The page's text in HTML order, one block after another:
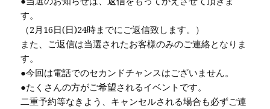
す。
（2月16日(日)24時までにご返信致します。）
また、ご返信は当選されたお客様のみのご連絡となりま
す。
●今回は電話でのセカンドチャンスはございません。
●たくさんの方がご希望されるイベントです。
二重予約等なきよう、キャンセルされる場合も必ずご連